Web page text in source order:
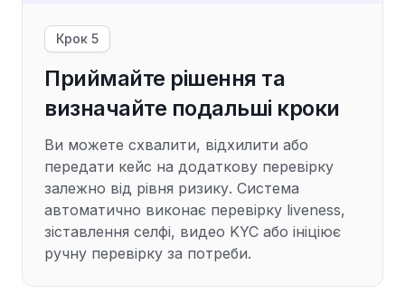
Крок 5
Приймайте рішення та
визначайте подальші кроки
Ви можете схвалити, відхилити або
передати кейс на додаткову перевірку
залежно від рівня ризику. Система
автоматично виконає перевірку liveness,
зіставлення селфі, видео KYC або ініціює
ручну перевірку за потреби.